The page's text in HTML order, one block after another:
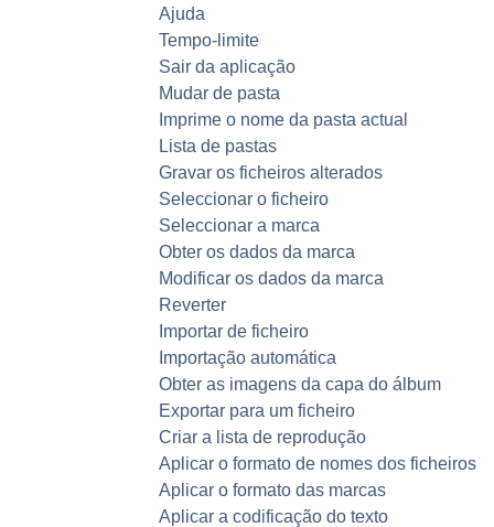
Ajuda
Tempo-limite
Sair da aplicação
Mudar de pasta
Imprime o nome da pasta actual
Lista de pastas
Gravar os ficheiros alterados
Seleccionar o ficheiro
Seleccionar a marca
Obter os dados da marca
Modificar os dados da marca
Reverter
Importar de ficheiro
Importação automática
Obter as imagens da capa do álbum
Exportar para um ficheiro
Criar a lista de reprodução
Aplicar o formato de nomes dos ficheiros
Aplicar o formato das marcas
Aplicar a codificação do texto